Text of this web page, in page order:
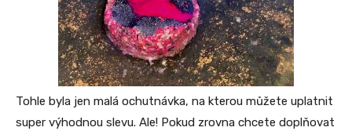
Tohle byla jen malá ochutnávka, na kterou můžete uplatnit
super výhodnou slevu. Ale! Pokud zrovna chcete doplňovat